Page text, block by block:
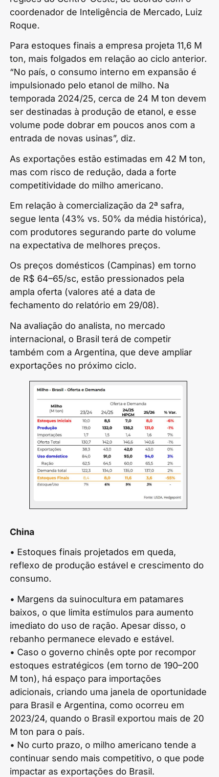
coordenador de Inteligência de Mercado, Luiz
Roque.
Para estoques finais a empresa projeta 11,6 M
ton, mais folgados em relação ao ciclo anterior.
“No país, o consumo interno em expansão é
impulsionado pelo etanol de milho. Na
temporada 2024/25, cerca de 24 M ton devem
ser destinadas à produção de etanol, e esse
volume pode dobrar em poucos anos com a
entrada de novas usinas”, diz.
As exportações estão estimadas em 42 M ton,
mas com risco de redução, dada a forte
competitividade do milho americano.
Em relação à comercialização da 2ª safra,
segue lenta (43% vs. 50% da média histórica),
com produtores segurando parte do volume
na expectativa de melhores preços.
Os preços domésticos (Campinas) em torno
de R$ 64–65/sc, estão pressionados pela
ampla oferta (valores até a data de
fechamento do relatório em 29/08).
Na avaliação do analista, no mercado
internacional, o Brasil terá de competir
também com a Argentina, que deve ampliar
exportações no próximo ciclo.
China
• Estoques finais projetados em queda,
reflexo de produção estável e crescimento do
consumo.
• Margens da suinocultura em patamares
baixos, o que limita estímulos para aumento
imediato do uso de ração. Apesar disso, o
rebanho permanece elevado e estável.
• Caso o governo chinês opte por recompor
estoques estratégicos (em torno de 190–200
M ton), há espaço para importações
adicionais, criando uma janela de oportunidade
para Brasil e Argentina, como ocorreu em
2023/24, quando o Brasil exportou mais de 20
M ton para o país.
• No curto prazo, o milho americano tende a
continuar sendo mais competitivo, o que pode
impactar as exportações do Brasil.